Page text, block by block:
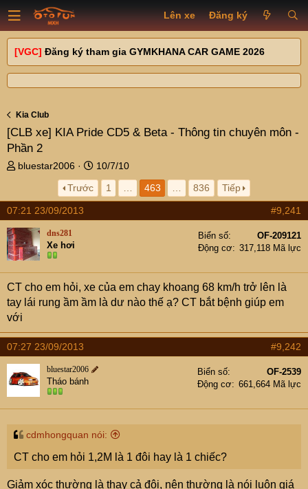
Lên xe Đăng ký
[VGC] Đăng ký tham gia GYMKHANA CAR GAME 2026
Kia Club
[CLB xe] KIA Pride CD5 & Beta - Thông tin chuyên môn -
Phần 2
T
e
a
d
s
t
r
e
r
bluestar2006
N
g
y
10/7/10
Trước
1 463 836 Tiếp
07:21 23/09/2013 #9,241
dns281
Xe hơi
Biển số
OF-209121
Động cơ
317,118 Mã lực
CT cho em hỏi, xe của em chay khoang 68 km/h trở lên là
tay lái rung ầm ầm là dư nào thế ạ? CT bắt bệnh giúp em
với
07:27 23/09/2013 #9,242
bluestar2006
Tháo bánh
Biển số
OF-2539
Động cơ
661,664 Mã lực
cdmhongquan nói:
CT cho em hỏi 1,2M là 1 đôi hay là 1 chiếc?
Giảm xóc thường là thay cả đôi, nên thường là nói luôn giá